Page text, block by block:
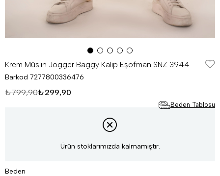
Krem Müslin Jogger Baggy Kalıp Eşofman SNZ 3944
Barkod 7277800336476
₺799,90₺299,90
Beden Tablosu
Ürün stoklarımızda kalmamıştır.
Beden